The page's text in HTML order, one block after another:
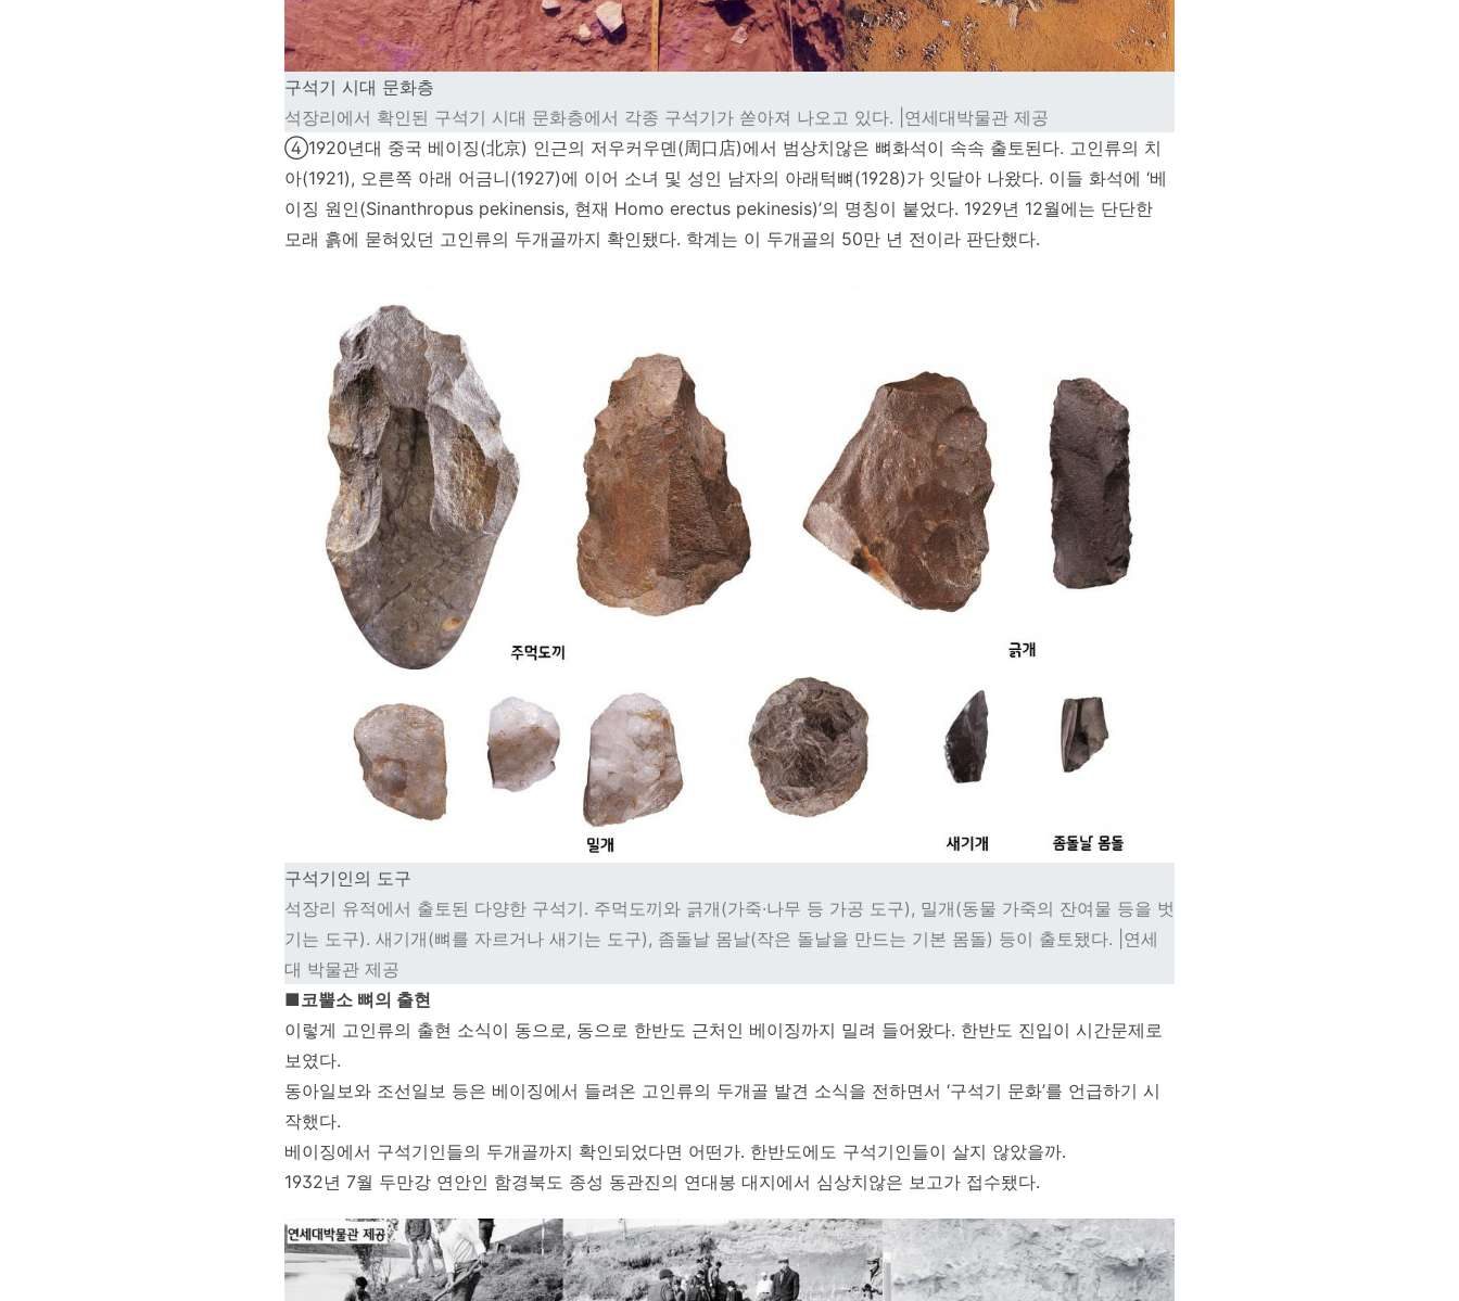
구석기 시대 문화층
석장리에서 확인된 구석기 시대 문화층에서 각종 구석기가 쏟아져 나오고 있다. |연세대박물관 제공
④1920년대 중국 베이징(北京) 인근의 저우커우뎬(周口店)에서 범상치않은 뼈화석이 속속 출토된다. 고인류의 치
아(1921), 오른쪽 아래 어금니(1927)에 이어 소녀 및 성인 남자의 아래턱뼈(1928)가 잇달아 나왔다. 이들 화석에 ‘베
이징 원인(Sinanthropus pekinensis, 현재 Homo erectus pekinesis)’의 명칭이 붙었다. 1929년 12월에는 단단한
모래 흙에 묻혀있던 고인류의 두개골까지 확인됐다. 학계는 이 두개골의 50만 년 전이라 판단했다.
구석기인의 도구
석장리 유적에서 출토된 다양한 구석기. 주먹도끼와 긁개(가죽·나무 등 가공 도구), 밀개(동물 가죽의 잔여물 등을 벗
기는 도구). 새기개(뼈를 자르거나 새기는 도구), 좀돌날 몸날(작은 돌날을 만드는 기본 몸돌) 등이 출토됐다. |연세
대 박물관 제공
■코뿔소 뼈의 출현
이렇게 고인류의 출현 소식이 동으로, 동으로 한반도 근처인 베이징까지 밀려 들어왔다. 한반도 진입이 시간문제로
보였다.
동아일보와 조선일보 등은 베이징에서 들려온 고인류의 두개골 발견 소식을 전하면서 ‘구석기 문화’를 언급하기 시
작했다.
베이징에서 구석기인들의 두개골까지 확인되었다면 어떤가. 한반도에도 구석기인들이 살지 않았을까.
1932년 7월 두만강 연안인 함경북도 종성 동관진의 연대봉 대지에서 심상치않은 보고가 접수됐다.